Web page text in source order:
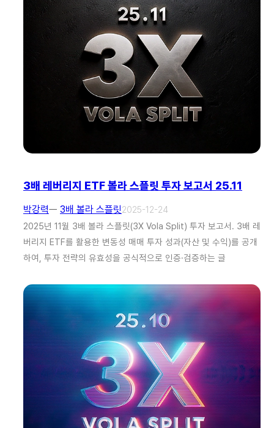
3배 레버리지 ETF 볼라 스플릿 투자 보고서 25.11
박강력ㅡ 3배 볼라 스플릿2025-12-24
2025년 11월 3배 볼라 스플릿(3X Vola Split) 투자 보고서. 3배 레
버리지 ETF를 활용한 변동성 매매 투자 성과(자산 및 수익)를 공개
하여, 투자 전략의 유효성을 공식적으로 인증·검증하는 글